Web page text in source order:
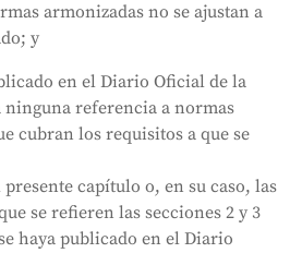
armonizadas no se ajustan a
y
en el Diario Oficial de la
referencia a normas
cubran los requisitos a que se
capítulo o, en su caso, las
se refieren las secciones 2 y 3
haya publicado en el Diario